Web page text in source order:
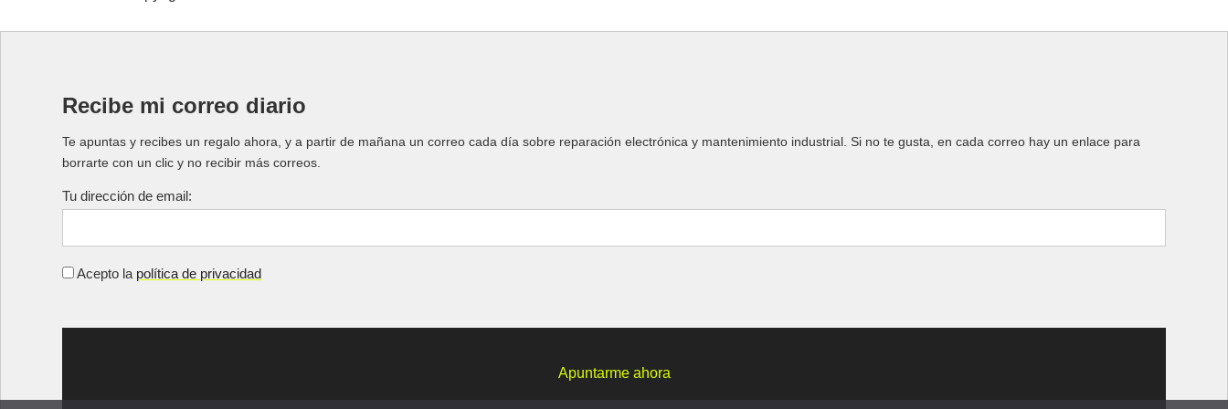
Recibe mi correo diario
Te apuntas y recibes un regalo ahora, y a partir de mañana un correo cada día sobre reparación electrónica y mantenimiento industrial. Si no te gusta, en cada correo hay un enlace para
borrarte con un clic y no recibir más correos.
Tu dirección de email:
Acepto la política de privacidad